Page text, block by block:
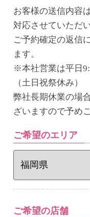
お客様の送信内容
対応させていただ
ご予約確定の返信
ます。
※本社営業は平日
（土日祝祭休み）
弊社長期休業の場
ざいますので予め
ご希望のエリア
ご希望の店舗